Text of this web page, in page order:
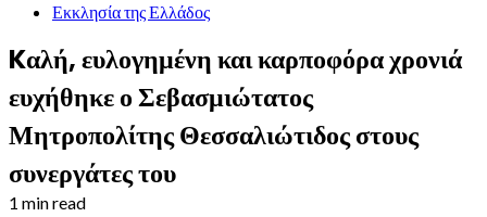
Εκκλησία της Ελλάδος
Kαλή, ευλογημένη και καρποφόρα χρονιά
ευχήθηκε ο Σεβασμιώτατος
Μητροπολίτης Θεσσαλιώτιδος στους
συνεργάτες του
1 min read